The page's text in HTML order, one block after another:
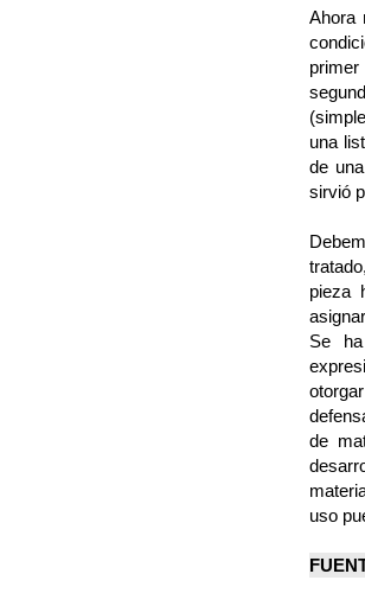
Ahora
una
de
sirvió
pieza
Se
de
uso